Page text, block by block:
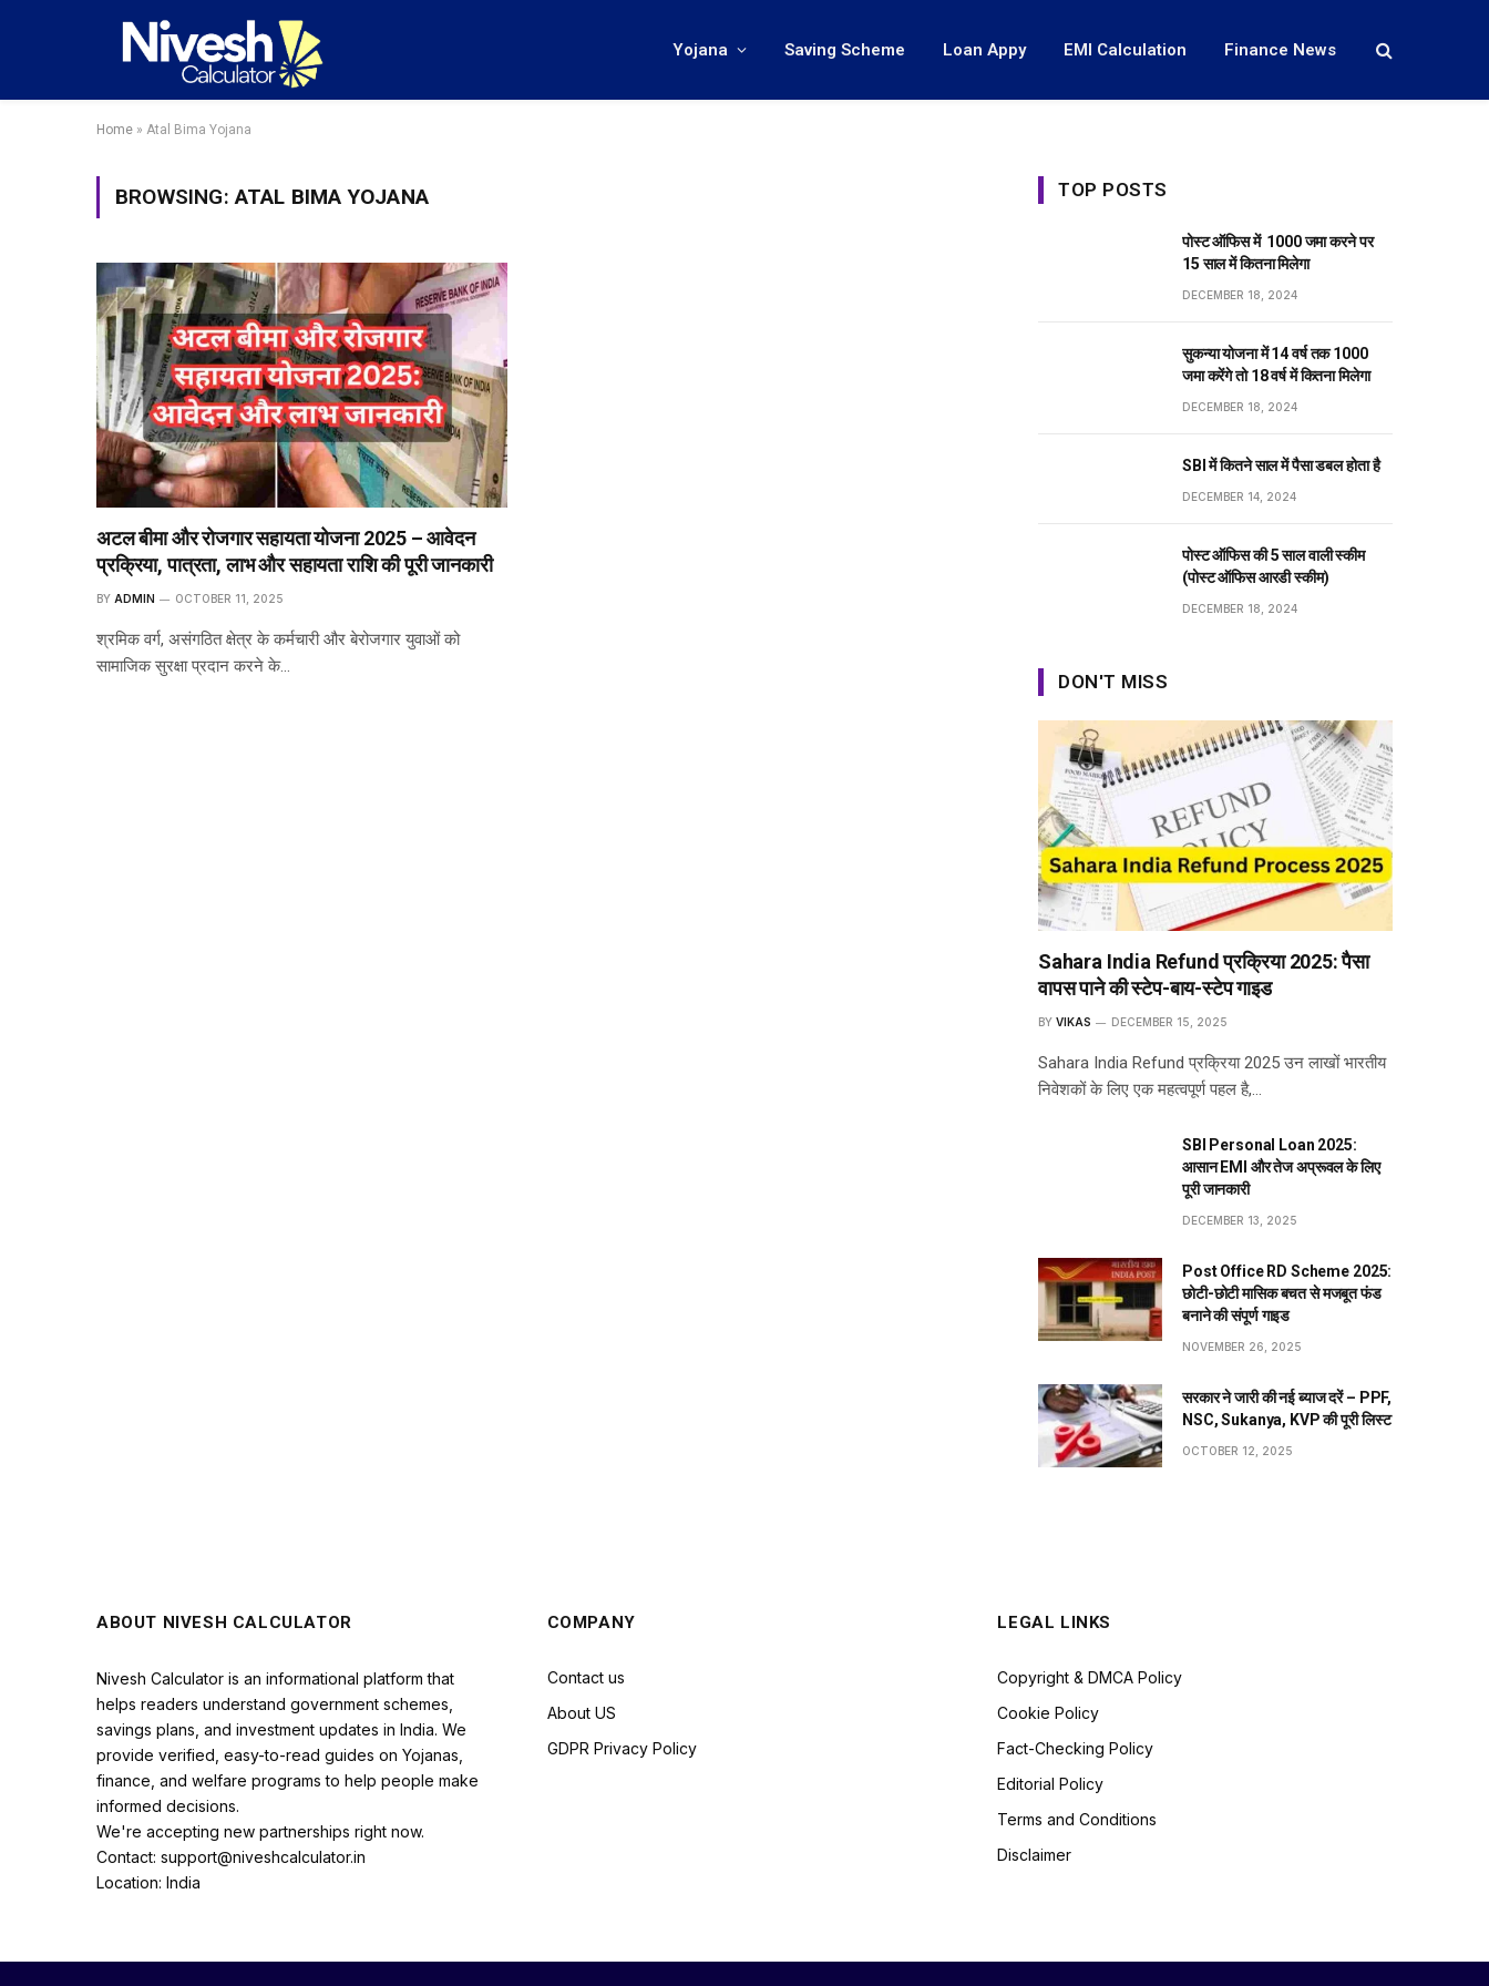
Yojana Saving Scheme Loan Appy EMI Calculation Finance News
Home » Atal Bima Yojana
BROWSING:ATAL BIMA YOJANA
अटल बीमा और रोजगार सहायता योजना 2025 – आवेदन
प्रक्रिया, पात्रता, लाभ और सहायता राशि की पूरी जानकारी
BY ADMIN OCTOBER 11, 2025
श्रमिक वर्ग, असंगठित क्षेत्र के कर्मचारी और बेरोजगार युवाओं को
सामाजिक सुरक्षा प्रदान करने के…
TOP POSTS
पोस्ट ऑफिस में ₹ 1000 जमा करने पर
15 साल में कितना मिलेगा
DECEMBER 18, 2024
सुकन्या योजना में 14 वर्ष तक ₹1000
जमा करेंगे तो 18 वर्ष में कितना मिलेगा
DECEMBER 18, 2024
SBI में कितने साल में पैसा डबल होता है
DECEMBER 14, 2024
पोस्ट ऑफिस की 5 साल वाली स्कीम
(पोस्ट ऑफिस आरडी स्कीम)
DECEMBER 18, 2024
DON'T MISS
Sahara India Refund प्रक्रिया 2025: पैसा
वापस पाने की स्टेप-बाय-स्टेप गाइड
BY VIKAS DECEMBER 15, 2025
Sahara India Refund प्रक्रिया 2025 उन लाखों भारतीय
निवेशकों के लिए एक महत्वपूर्ण पहल है,…
SBI Personal Loan 2025:
आसान EMI और तेज अप्रूवल के लिए
पूरी जानकारी
DECEMBER 13, 2025
Post Office RD Scheme 2025:
छोटी-छोटी मासिक बचत से मजबूत फंड
बनाने की संपूर्ण गाइड
NOVEMBER 26, 2025
सरकार ने जारी की नई ब्याज दरें – PPF,
NSC, Sukanya, KVP की पूरी लिस्ट
OCTOBER 12, 2025
ABOUT NIVESH CALCULATOR
Nivesh Calculator is an informational platform that
helps readers understand government schemes,
savings plans, and investment updates in India. We
provide verified, easy-to-read guides on Yojanas,
finance, and welfare programs to help people make
informed decisions.
We're accepting new partnerships right now.
Contact: support@niveshcalculator.in
Location: India
COMPANY
Contact us
About US
GDPR Privacy Policy
LEGAL LINKS
Copyright & DMCA Policy
Cookie Policy
Fact-Checking Policy
Editorial Policy
Terms and Conditions
Disclaimer